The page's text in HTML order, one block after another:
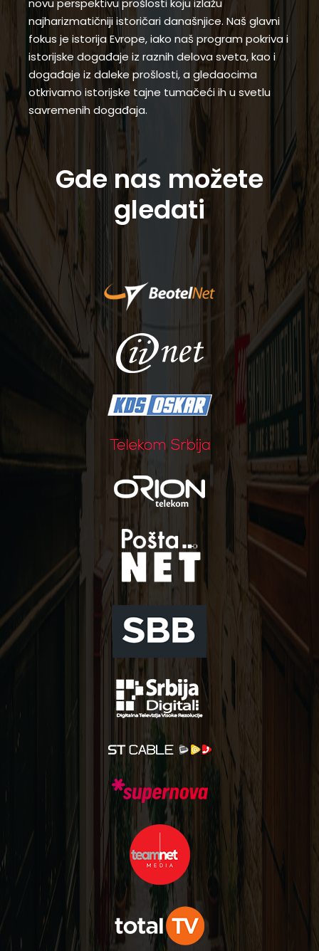
novu perspektivu prošlosti koju izlažu
najharizmatičniji istoričari današnjice. Naš glavni
fokus je istorija Evrope, iako naš program pokriva i
istorijske događaje iz raznih delova sveta, kao i
događaje iz daleke prošlosti, a gledaocima
otkrivamo istorijske tajne tumačeći ih u svetlu
savremenih događaja.
Gde nas možete
gledati